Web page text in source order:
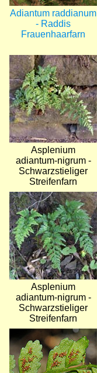
Adiantum raddianum
- Raddis
Frauenhaarfarn
Bild
Asplenium
adiantum-nigrum -
Schwarzstieliger
Streifenfarn
Bild
Asplenium
adiantum-nigrum -
Schwarzstieliger
Streifenfarn
Bild